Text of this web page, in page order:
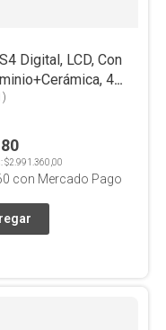
Digital, LCD, Con
4
u
)
$2.991.360,00
con Mercado Pago